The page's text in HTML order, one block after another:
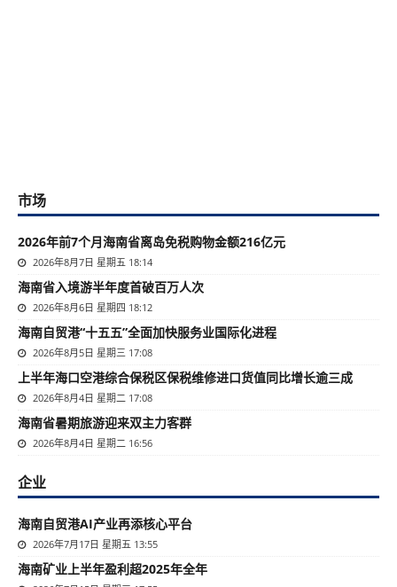
市场
2026年前7个月海南省离岛免税购物金额216亿元
2026年8月7日 星期五 18:14
海南省入境游半年度首破百万人次
2026年8月6日 星期四 18:12
海南自贸港“十五五”全面加快服务业国际化进程
2026年8月5日 星期三 17:08
上半年海口空港综合保税区保税维修进口货值同比增长逾三成
2026年8月4日 星期二 17:08
海南省暑期旅游迎来双主力客群
2026年8月4日 星期二 16:56
企业
海南自贸港AI产业再添核心平台
2026年7月17日 星期五 13:55
海南矿业上半年盈利超2025年全年